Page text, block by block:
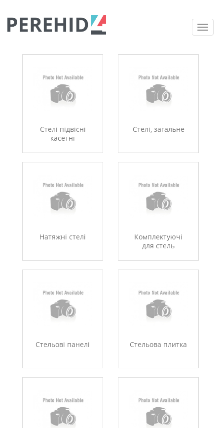
Стелі підвісні
касетні
Стелі, загальне
Натяжні стелі
Комплектуючі
для стель
Стельові панелі Стельова плитка